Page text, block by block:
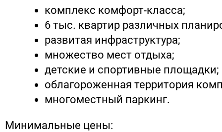
комплекс комфорт-класса;
6 тыс. квартир различных
развитая инфраструктура;
множество мест отдыха;
детские и спортивные площадки;
облагороженная территория
многоместный паркинг.
Минимальные цены: